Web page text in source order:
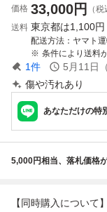
価格 33,000円
（税
送料 東京都は1,100円
配送方法
条件により送料
1件 5月11日
傷や汚れあり
あなただけの特
5,000円相当、落札価格
【同時購入について】